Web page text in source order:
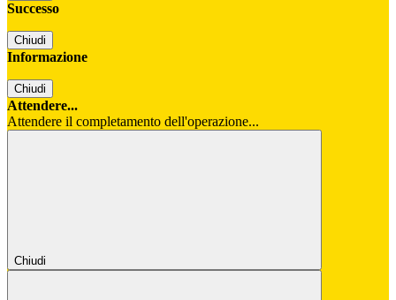
Successo
Chiudi
Informazione
Chiudi
Attendere...
Attendere il completamento dell'operazione...
Chiudi